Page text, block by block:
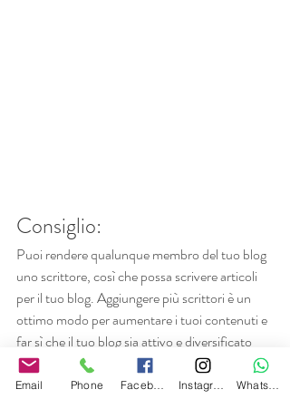
Consiglio:
Puoi rendere qualunque membro del tuo blog
uno scrittore, così che possa scrivere articoli
per il tuo blog. Aggiungere più scrittori è un
ottimo modo per aumentare i tuoi contenuti e
far sì che il tuo blog sia attivo e diversificato
Email Phone